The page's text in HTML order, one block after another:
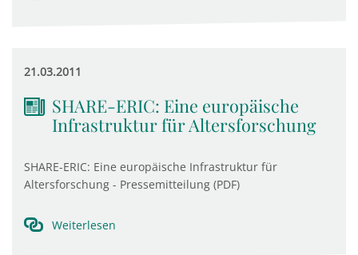
21.03.2011
SHARE-ERIC: Eine europäische
Infrastruktur für Altersforschung
SHARE-ERIC: Eine europäische Infrastruktur für
Altersforschung - Pressemitteilung (PDF)
Weiterlesen